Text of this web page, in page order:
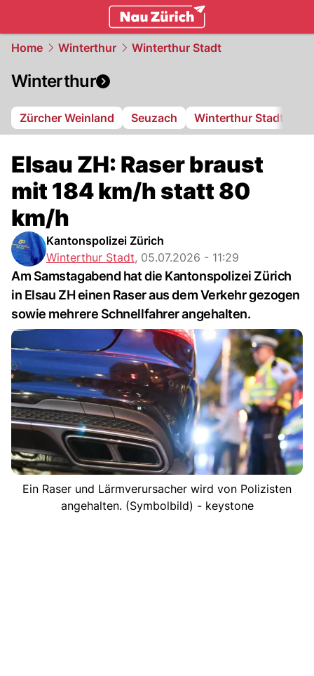
Home Winterthur Winterthur Stadt
Winterthur
Zürcher Weinland Seuzach Winterthur Stadt
Elsau ZH: Raser braust
mit 184 km/h statt 80
km/h
Kantonspolizei Zürich
Winterthur Stadt, 05.07.2026 - 11:29
Am Samstagabend hat die Kantonspolizei Zürich
in Elsau ZH einen Raser aus dem Verkehr gezogen
sowie mehrere Schnellfahrer angehalten.
Ein Raser und Lärmverursacher wird von Polizisten
angehalten. (Symbolbild) - keystone